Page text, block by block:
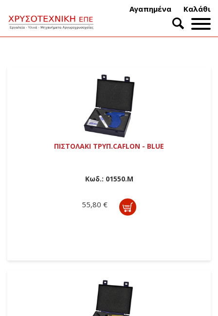
Αγαπημένα Καλάθι
ΠΙΣΤΟΛΑΚΙ ΤΡΥΠ.CAFLON - BLUE
Κωδ.: 01550.Μ
55,80 €